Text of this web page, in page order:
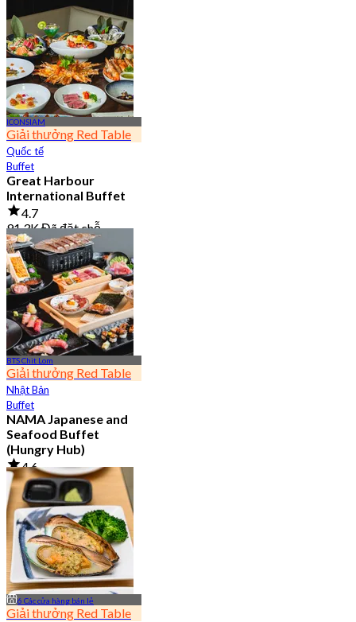
ICONSIAM
Giải thưởng Red Table
Quốc tế
Buffet
Great Harbour
International Buffet
4.7
91.3K Đã đặt chỗ
Từ฿ 999
BTS Chit Lom
Giải thưởng Red Table
Nhật Bản
Buffet
NAMA Japanese and
Seafood Buffet
(Hungry Hub)
4.6
30.1K Đã đặt chỗ
Từ฿ 1,399.5
6 Các cửa hàng bán lẻ
Giải thưởng Red Table